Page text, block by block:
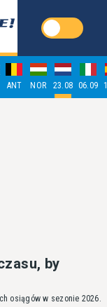
ANT NOR 23.08 06.09
by
osiągów w sezonie 2026.